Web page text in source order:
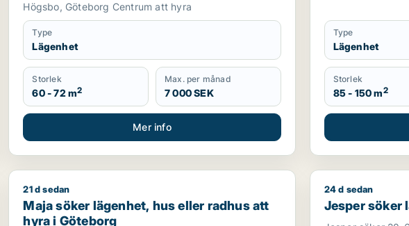
Högsbo, Göteborg Centrum att hyra
Type
Lägenhet
Storlek
60 - 72 m2
Max. per månad
7 000 SEK
Mer info
Type
Lägenhet
Storlek
85 - 150 m2
Maja söker lägenhet, hus eller radhus att hyra i Göteborg
21 d sedan
Maja söker lägenhet, hus eller radhus att
hyra i Göteborg
Jesper söker
24 d sedan
Jesper söker